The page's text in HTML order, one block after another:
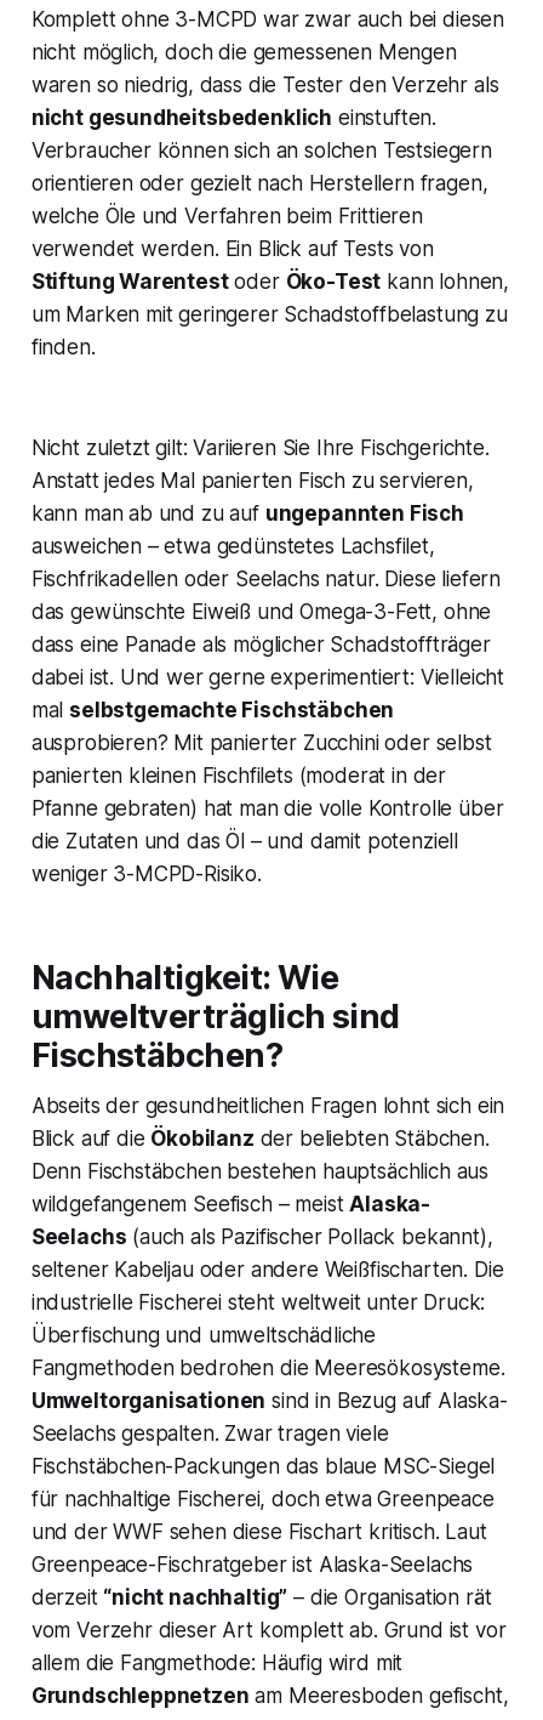
Komplett ohne 3-MCPD war zwar auch bei diesen
nicht möglich, doch die gemessenen Mengen
waren so niedrig, dass die Tester den Verzehr als
nicht gesundheitsbedenklich einstuften​.
Verbraucher können sich an solchen Testsiegern
orientieren oder gezielt nach Herstellern fragen,
welche Öle und Verfahren beim Frittieren
verwendet werden. Ein Blick auf Tests von
Stiftung Warentestoder Öko-Test kann lohnen,
um Marken mit geringerer Schadstoffbelastung zu
finden.
Nicht zuletzt gilt: Variieren Sie Ihre Fischgerichte.
Anstatt jedes Mal panierten Fisch zu servieren,
kann man ab und zu auf ungepannten Fisch
ausweichen – etwa gedünstetes Lachsfilet,
Fischfrikadellen oder Seelachs natur. Diese liefern
das gewünschte Eiweiß und Omega-3-Fett, ohne
dass eine Panade als möglicher Schadstoffträger
dabei ist. Und wer gerne experimentiert: Vielleicht
mal selbstgemachte Fischstäbchen
ausprobieren? Mit panierter Zucchini oder selbst
panierten kleinen Fischfilets (moderat in der
Pfanne gebraten) hat man die volle Kontrolle über
die Zutaten und das Öl – und damit potenziell
weniger 3-MCPD-Risiko.
Nachhaltigkeit: Wie
umweltverträglich sind
Fischstäbchen?
Abseits der gesundheitlichen Fragen lohnt sich ein
Blick auf die Ökobilanz der beliebten Stäbchen.
Denn Fischstäbchen bestehen hauptsächlich aus
wildgefangenem Seefisch – meistAlaska-
Seelachs (auch als Pazifischer Pollack bekannt),
seltener Kabeljau oder andere Weißfischarten​. Die
industrielle Fischerei steht weltweit unter Druck:
Überfischung und umweltschädliche
Fangmethoden bedrohen die Meeresökosysteme.
Umweltorganisationen sind in Bezug auf Alaska-
Seelachs gespalten. Zwar tragen viele
Fischstäbchen-Packungen das blaue MSC-Siegel
für nachhaltige Fischerei, doch etwa Greenpeace
und der WWF sehen diese Fischart kritisch. Laut
Greenpeace-Fischratgeber ist Alaska-Seelachs
derzeit “nicht nachhaltig” – die Organisation rät
vom Verzehr dieser Art komplett ab​. Grund ist vor
allem die Fangmethode: Häufig wird mit
Grundschleppnetzen am Meeresboden gefischt,